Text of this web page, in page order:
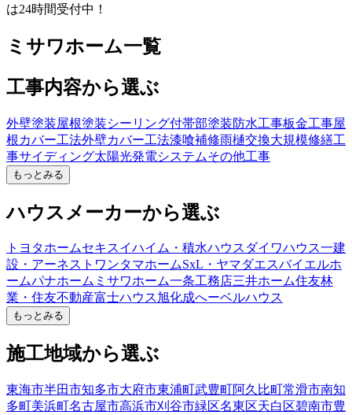
は24時間受付中！
ミサワホーム一覧
工事内容から選ぶ
外壁塗装屋根塗装シーリング付帯部塗装防水工事板金工事屋
根カバー工法外壁カバー工法漆喰補修雨樋交換大規模修繕工
事サイディング太陽光発電システムその他工事
もっとみる
ハウスメーカーから選ぶ
トヨタホームセキスイハイム・積水ハウス ダイワハウス一建
設・アーネストワンタマホームSxL・ヤマダエスバイエルホ
ームパナホーム ミサワホーム一条工務店三井ホーム住友林
業・住友不動産富士ハウス旭化成へーベルハウス
もっとみる
施工地域から選ぶ
東海市半田市知多市大府市東浦町武豊町阿久比町常滑市南知
多町美浜町名古屋市高浜市刈谷市緑区名東区天白区碧南市豊